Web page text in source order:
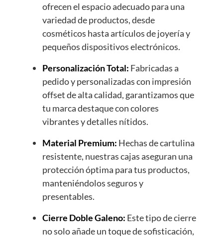
ofrecen el espacio adecuado para una
variedad de productos, desde
cosméticos hasta artículos de joyería y
pequeños dispositivos electrónicos.
Personalización Total: Fabricadas a
pedido y personalizadas con impresión
offset de alta calidad, garantizamos que
tu marca destaque con colores
vibrantes y detalles nítidos.
Material Premium: Hechas de cartulina
resistente, nuestras cajas aseguran una
protección óptima para tus productos,
manteniéndolos seguros y
presentables.
Cierre Doble Galeno: Este tipo de cierre
no solo añade un toque de sofisticación,